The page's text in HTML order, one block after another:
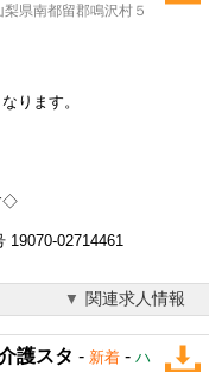
県南都留郡鳴沢村５
ります。
◇
02714461
関連求人情報
護スタ - 新着 - ハ